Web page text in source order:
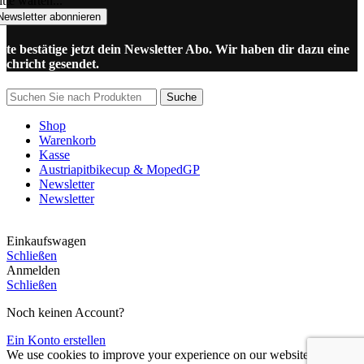
abonnieren
bestätige jetzt dein Newsletter Abo. Wir haben dir dazu eine
gesendet.
Suche
Shop
Warenkorb
Kasse
Austriapitbikecup & MopedGP
Newsletter
Newsletter
Einkaufswagen
Schließen
Anmelden
Schließen
Noch keinen Account?
Ein Konto erstellen
We use cookies to improve your experience on our website. By